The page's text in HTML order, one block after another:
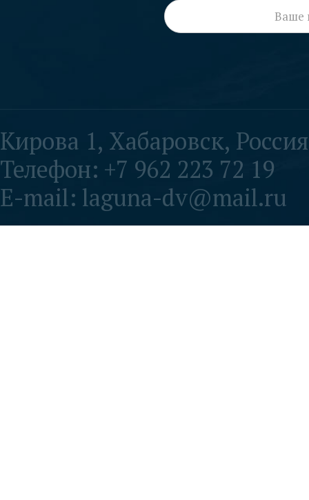
Кирова 1, Хабаровск, Россия
Телефон: +7 962 223 72 19
E-mail: laguna-dv@mail.ru